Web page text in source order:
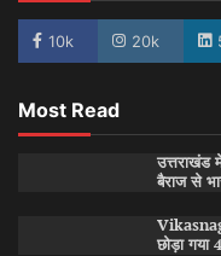
10k 20k
Most Read
उत्तराखंड
बैराज से
छोड़ा गया